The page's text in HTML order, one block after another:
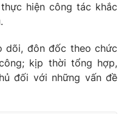
hiện công tác khắc
dõi, đôn đốc theo chức
kịp thời tổng hợp,
đối với những vấn đề